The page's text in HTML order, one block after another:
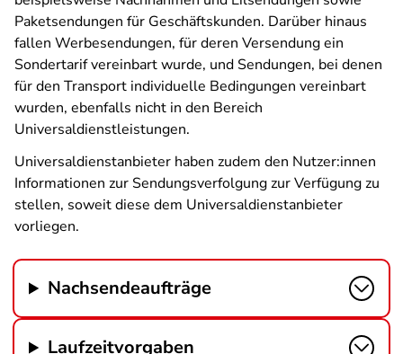
Paketsendungen für Geschäftskunden. Darüber hinaus
fallen Werbesendungen, für deren Versendung ein
Sondertarif vereinbart wurde, und Sendungen, bei denen
für den Transport individuelle Bedingungen vereinbart
wurden, ebenfalls nicht in den Bereich
Universaldienstleistungen.
Universaldienstanbieter haben zudem den Nutzer:innen
Informationen zur Sendungsverfolgung zur Verfügung zu
stellen, soweit diese dem Universaldienstanbieter
vorliegen.
Nachsendeaufträge
Laufzeitvorgaben